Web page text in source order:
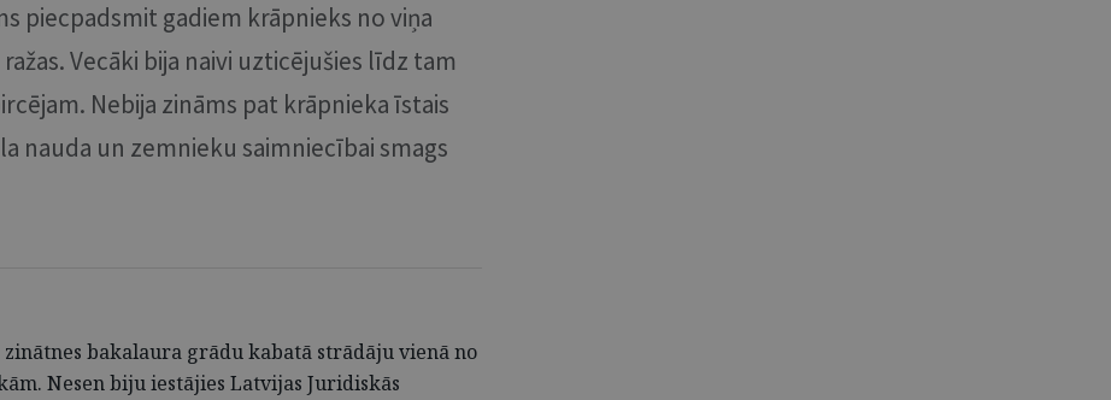
piecpadsmit gadiem krāpnieks no viņa
Vecāki bija naivi uzticējušies līdz tam
Nebija zināms pat krāpnieka īstais
nauda un zemnieku saimniecībai smags
bakalaura grādu kabatā strādāju vienā no
Nesen biju iestājies Latvijas Juridiskās